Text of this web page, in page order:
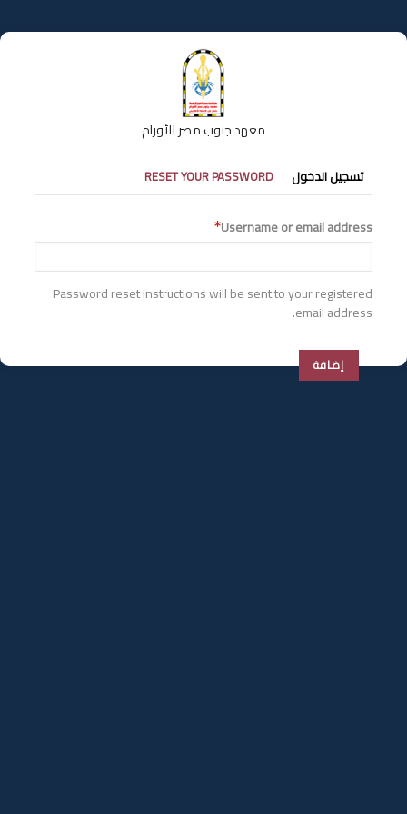
إلى
المحتوى
معهد جنوب مصر للأورام
التبويبات
الأساسية
تسجيل الدخول RESET YOUR PASSWORD
Username or email address
Password reset instructions will be sent to your registered
email address.